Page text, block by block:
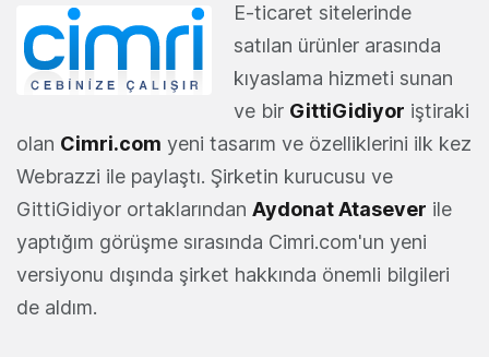
E-ticaret sitelerinde
satılan ürünler arasında
kıyaslama hizmeti sunan
ve bir GittiGidiyor iştiraki
olan Cimri.com yeni tasarım ve özelliklerini ilk kez
Webrazzi ile paylaştı. Şirketin kurucusu ve
GittiGidiyor ortaklarından Aydonat Atasever ile
yaptığım görüşme sırasında Cimri.com'un yeni
versiyonu dışında şirket hakkında önemli bilgileri
de aldım.